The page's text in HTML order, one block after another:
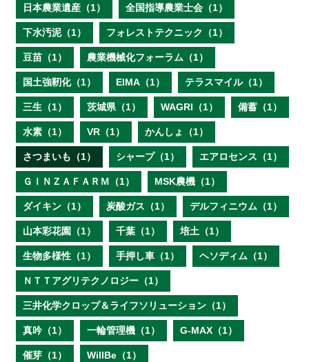
日本農業遺産（1） 全国指導農業士会（1）
下水汚泥（1） フォレストテクニック（1）
豆苗（1） 農業機械化フォーラム（1）
国土強靭化（1） EIMA（1） テラスマイル（1）
三生（1） 茨城県（1） WAGRI（1） 備蓄（1）
水素（1） VR（1） かんしょ（1）
さつまいも（1） シャープ（1） エアロセンス（1）
ＧＩＮＺＡＦＡＲＭ（1） MSK農機（1）
ダイキン（1） 炭酸ガス（1） デルフィニウム（1）
山本彩花園（1） 千葉（1） 培土（1）
生物多様性（1） 手押し車（1） ヘソディム（1）
ＮＴＴアグリテクノロジー（1）
三井化学クロップ＆ライフソリューション（1）
真吟（1） 一輪管理機（1） G-MAX（1）
催芽（1） WillBe（1）